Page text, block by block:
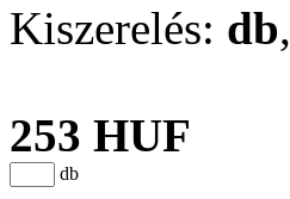
Kiszerelés: db,
253 HUF
db